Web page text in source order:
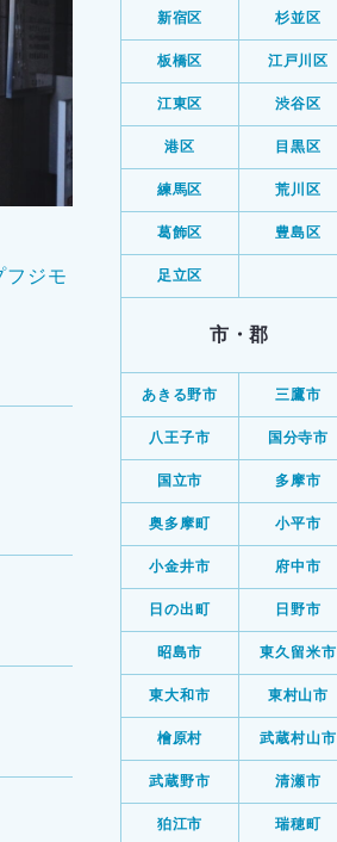
フジモ
新宿区 杉並区
板橋区 江戸川区
江東区 渋谷区
港区 目黒区
練馬区 荒川区
葛飾区 豊島区
足立区
市・郡
あきる野市 三鷹市
八王子市 国分寺市
国立市 多摩市
奥多摩町 小平市
小金井市 府中市
日の出町 日野市
昭島市 東久留米市
東大和市 東村山市
檜原村 武蔵村山市
武蔵野市 清瀬市
狛江市 瑞穂町